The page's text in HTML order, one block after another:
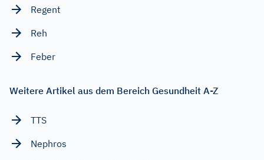
Regent
Reh
Feber
Weitere Artikel aus dem Bereich Gesundheit A-Z
TTS
Nephros